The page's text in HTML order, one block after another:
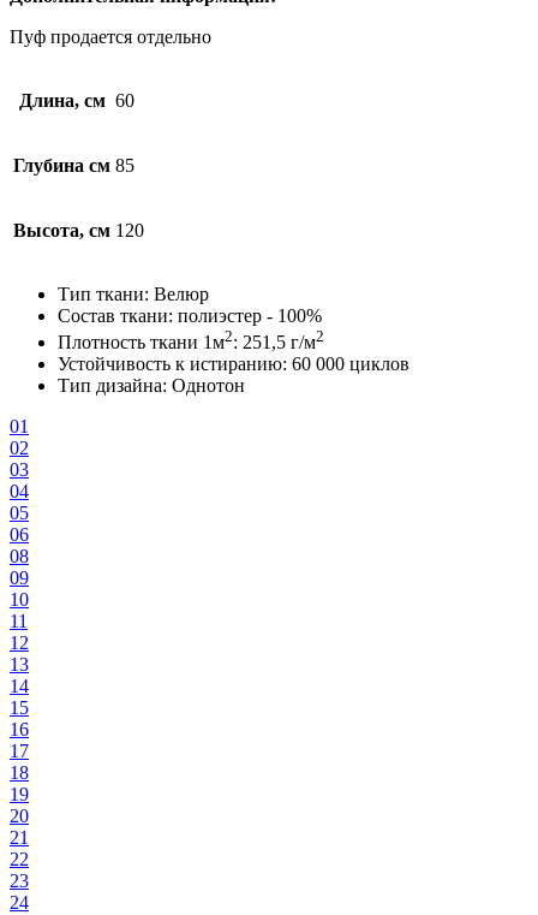
Пуф продается отдельно
Длина, см 60
Глубина см 85
Высота, см 120
Тип ткани: Велюр
Состав ткани: полиэстер - 100%
Плотность ткани 1м2: 251,5 г/м2
Устойчивость к истиранию: 60 000 циклов
Тип дизайна: Однотон
01
02
03
04
05
06
08
09
10
11
12
13
14
15
16
17
18
19
20
21
22
23
24